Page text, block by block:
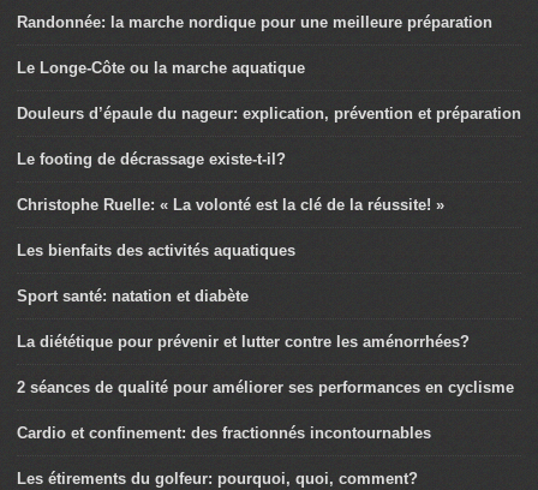
Randonnée: la marche nordique pour une meilleure préparation
Le Longe-Côte ou la marche aquatique
Douleurs d’épaule du nageur: explication, prévention et préparation
Le footing de décrassage existe-t-il?
Christophe Ruelle: « La volonté est la clé de la réussite! »
Les bienfaits des activités aquatiques
Sport santé: natation et diabète
La diététique pour prévenir et lutter contre les aménorrhées?
2 séances de qualité pour améliorer ses performances en cyclisme
Cardio et confinement: des fractionnés incontournables
Les étirements du golfeur: pourquoi, quoi, comment?